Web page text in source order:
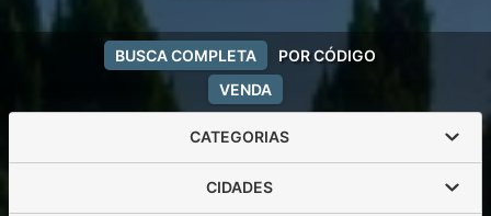
VENDA
BUSCA COMPLETA POR CÓDIGO
CATEGORIAS
CIDADES